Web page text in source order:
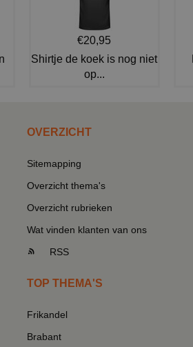
€20,95
Shirtje de koek is nog niet
op...
OVERZICHT
Sitemapping
Overzicht thema's
Overzicht rubrieken
Wat vinden klanten van ons
RSS
TOP THEMA'S
Frikandel
Brabant